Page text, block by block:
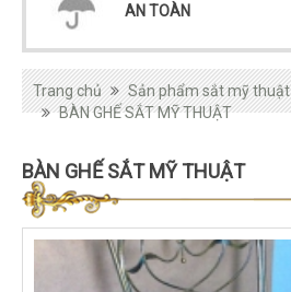
AN TOÀN
Trang chủ
Sản phẩm sắt mỹ thuật
BÀN GHẾ SẮT MỸ THUẬT
BÀN GHẾ SẮT MỸ THUẬT